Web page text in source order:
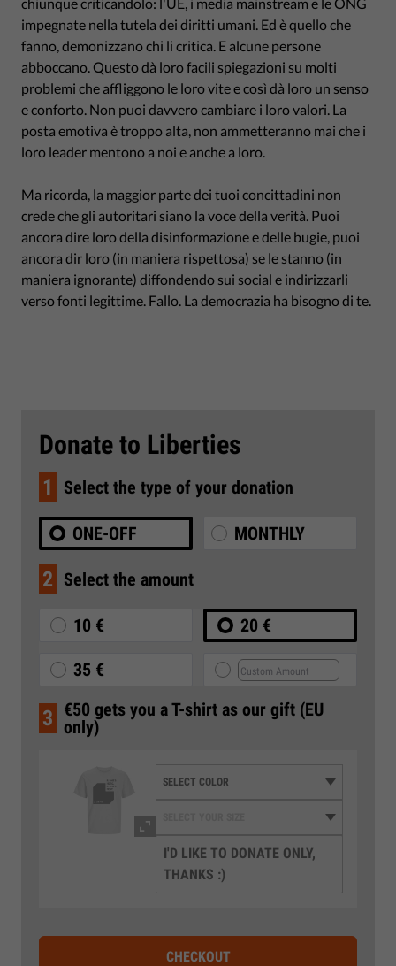
impegnate nella tutela dei diritti umani. Ed è quello che
fanno, demonizzano chi li critica. E alcune persone
abboccano. Questo dà loro facili spiegazioni su molti
problemi che affliggono le loro vite e così dà loro un senso
e conforto. Non puoi davvero cambiare i loro valori. La
posta emotiva è troppo alta, non ammetteranno mai che i
loro leader mentono a noi e anche a loro.
Ma ricorda, la maggior parte dei tuoi concittadini non
crede che gli autoritari siano la voce della verità. Puoi
ancora dire loro della disinformazione e delle bugie, puoi
ancora dir loro (in maniera rispettosa) se le stanno (in
maniera ignorante) diffondendo sui social e indirizzarli
verso fonti legittime. Fallo. La democrazia ha bisogno di te.
Donate to Liberties
1 Select the type of your donation
ONE-OFF MONTHLY
2 Select the amount
10 € 20 €
35 €
3 €50 gets you a T-shirt as our gift (EU
only)
I'D LIKE TO DONATE ONLY,
THANKS :)
CHECKOUT